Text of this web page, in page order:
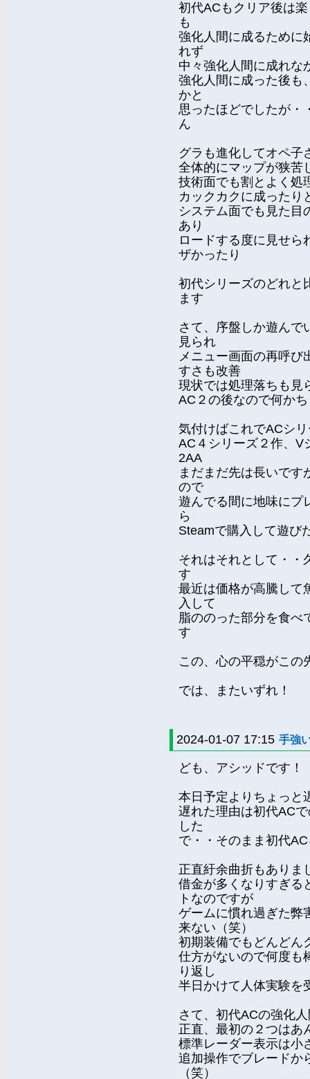
初代ACもクリア後は
も
強化人間に成るために
れず
中々強化人間に成れな
強化人間に成った後も
かと
思ったほどでしたが・
ん
グラも進化してオペ子
全体的にマップが狭苦
技術面でも割とよく処
カックカクに成ったり
システム面でも見た目
あり
ロードする度に見せら
ザかったり
初代シリーズのどれと
ます
さて、序盤しか遊んで
見られ
メニュー画面の再呼び
すさも改善
現状では処理落ちも見
AC２の後なので何か
気付けばこれでACシ
AC４シリーズ２作、V
2AA
まだまだ先は長いです
ので
遊んでる間に地味にプ
ら
Steamで購入して遊び
それはそれとして・・
す
最近は価格が高騰して
入して
脂ののった部分を食べ
す
この、心の平穏がこの
では、またいずれ！
2024-01-07 17:15 手強
ども、アシッドです！
本日予定よりちょっと
遅れた理由は初代AC
した
で・・そのまま初代
正直紆余曲折もありま
借金が多くなりすぎる
トなのですが
ゲームに慣れ過ぎた弊
来ない（笑）
初期装備でもどんどん
仕方がないので何度も
り返し
半日かけて人体実験を
さて、初代ACの強化
正直、最初の２つはあ
標準レーダー表示は小
追加操作でブレードか
（笑）